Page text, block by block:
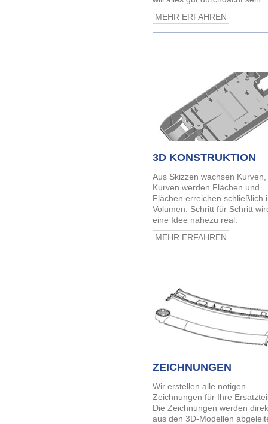
MEHR ERFAHREN
3D KONSTRUKTION
Aus Skizzen wachsen
Kurven werden Flächen und
Flächen erreichen schließlich
Volumen. Schritt für Schritt
eine Idee nahezu real.
MEHR ERFAHREN
ZEICHNUNGEN
Wir erstellen alle nötigen
Zeichnungen für Ihre
Die Zeichnungen werden
aus den 3D-Modellen